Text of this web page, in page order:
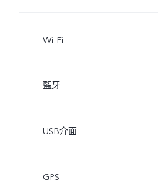
Wi-Fi
藍牙
USB介面
GPS